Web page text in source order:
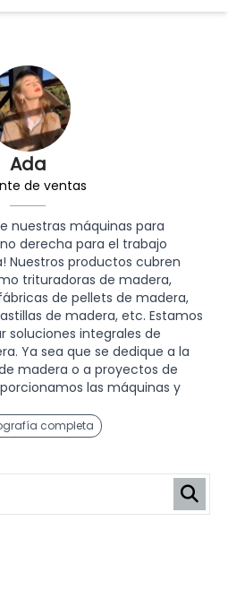
Ada
de ventas
nuestras máquinas para
derecha para el trabajo
Nuestros productos cubren
trituradoras de madera,
de pellets de madera,
de madera, etc. Estamos
soluciones integrales de
Ya sea que se dedique a la
madera o a proyectos de
las máquinas y
completa